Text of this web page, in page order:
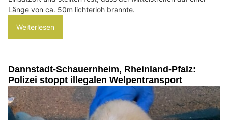
Länge von ca. 50m lichterloh brannte.
Weiterlesen
Dannstadt-Schauernheim, Rheinland-Pfalz:
Polizei stoppt illegalen Welpentransport